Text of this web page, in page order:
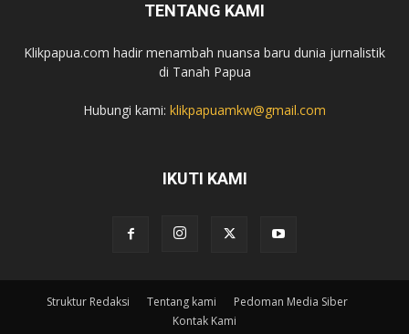
TENTANG KAMI
Klikpapua.com hadir menambah nuansa baru dunia jurnalistik
di Tanah Papua
Hubungi kami: klikpapuamkw@gmail.com
IKUTI KAMI
Struktur Redaksi Tentang kami
Pedoman Media Siber
Kontak Kami